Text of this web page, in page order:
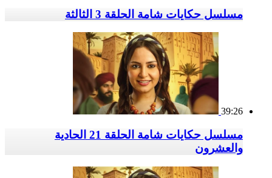
مسلسل حكايات شامة الحلقة 3 الثالثة
39:26
مسلسل حكايات شامة الحلقة 21 الحادية
والعشرون